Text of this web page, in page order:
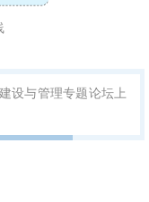
设与管理专题论坛上